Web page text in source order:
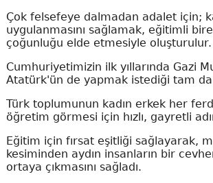
Çok felsefeye dalmadan adalet için;
uygulanmasını sağlamak, eğitimli
çoğunluğu elde etmesiyle oluşturulur.
Cumhuriyetimizin ilk yıllarında Gazi
Atatürk'ün de yapmak istediği tam
Türk toplumunun kadın erkek her
öğretim görmesi için hızlı, gayretli
Eğitim için fırsat eşitliği sağlayarak,
kesiminden aydın insanların bir
ortaya çıkmasını sağladı.